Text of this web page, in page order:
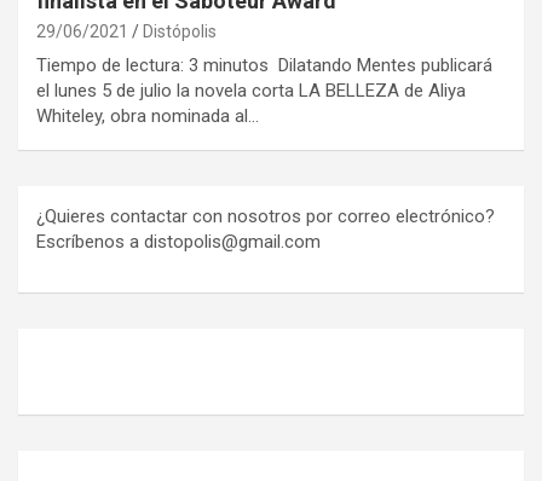
29/06/2021 Distópolis
Tiempo de lectura: 3 minutos Dilatando Mentes publicará
el lunes 5 de julio la novela corta LA BELLEZA de Aliya
Whiteley, obra nominada al…
¿Quieres contactar con nosotros por correo electrónico?
Escríbenos a distopolis@gmail.com